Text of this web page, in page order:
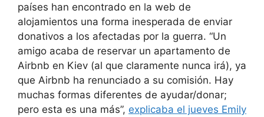
países han encontrado en la web de
alojamientos una forma inesperada de enviar
donativos a los afectadas por la guerra. “Un
amigo acaba de reservar un apartamento de
Airbnb en Kiev (al que claramente nunca irá), ya
que Airbnb ha renunciado a su comisión. Hay
muchas formas diferentes de ayudar/donar;
pero esta es una más”, explicaba el jueves Emily